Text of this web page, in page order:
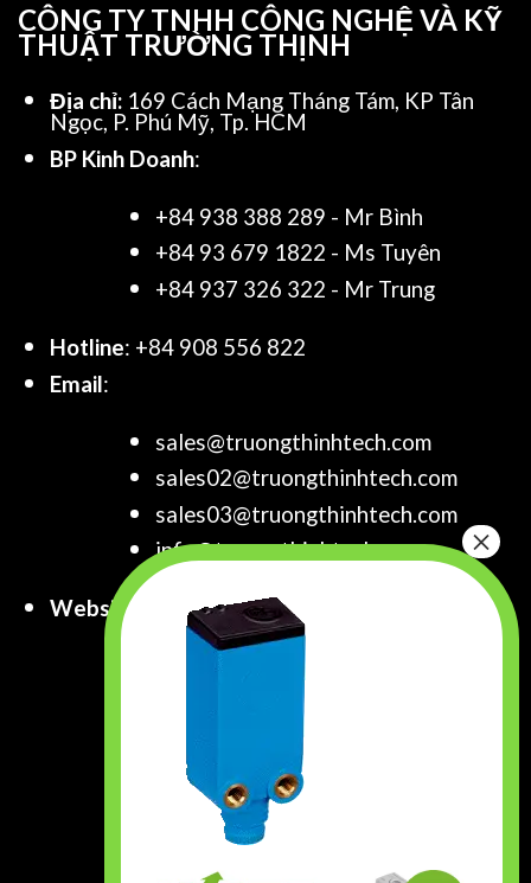
CÔNG TY TNHH CÔNG NGHỆ VÀ KỸ
THUẬT TRƯỜNG THỊNH
Địa chỉ: 169 Cách Mạng Tháng Tám, KP Tân
Ngọc, P. Phú Mỹ, Tp. HCM
BP Kinh Doanh:
+84 938 388 289 - Mr Bình
+84 93 679 1822 - Ms Tuyên
+84 937 326 322 - Mr Trung
Hotline: +84 908 556 822
Email:
sales@truongthinhtech.com
sales02@truongthinhtech.com
sales03@truongthinhtech.com
info@truongthinhtech.com
Website
www.truongthinhtech.com
www.components.com.vn